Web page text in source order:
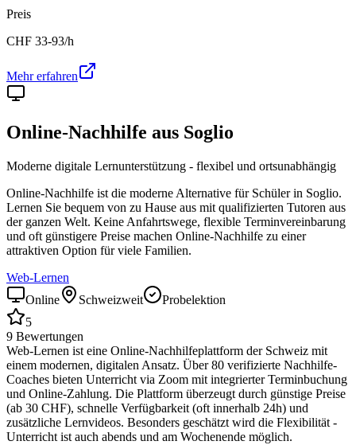
Preis
CHF 33-93/h
Mehr erfahren
Online-Nachhilfe aus Soglio
Moderne digitale Lernunterstützung - flexibel und ortsunabhängig
Online-Nachhilfe ist die moderne Alternative für Schüler in Soglio.
Lernen Sie bequem von zu Hause aus mit qualifizierten Tutoren aus
der ganzen Welt. Keine Anfahrtswege, flexible Terminvereinbarung
und oft günstigere Preise machen Online-Nachhilfe zu einer
attraktiven Option für viele Familien.
Web-Lernen
Online
Schweizweit
Probelektion
5
9 Bewertungen
Web-Lernen ist eine Online-Nachhilfeplattform der Schweiz mit
einem modernen, digitalen Ansatz. Über 80 verifizierte Nachhilfe-
Coaches bieten Unterricht via Zoom mit integrierter Terminbuchung
und Online-Zahlung. Die Plattform überzeugt durch günstige Preise
(ab 30 CHF), schnelle Verfügbarkeit (oft innerhalb 24h) und
zusätzliche Lernvideos. Besonders geschätzt wird die Flexibilität -
Unterricht ist auch abends und am Wochenende möglich.